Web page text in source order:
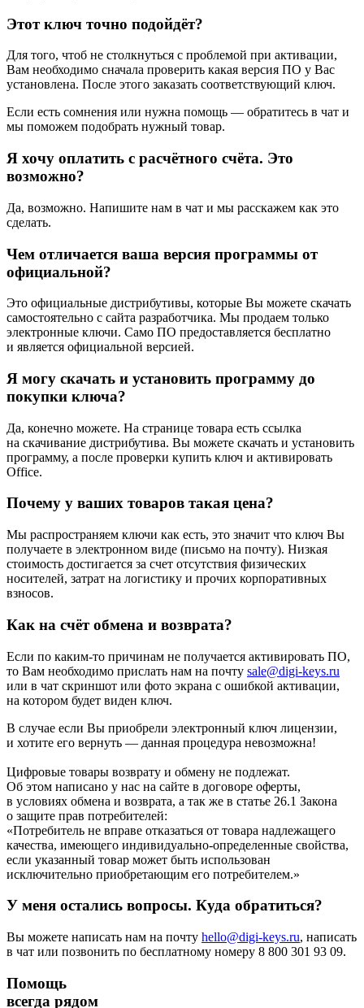
Этот ключ точно подойдёт?
Для того, чтоб не столкнуться с проблемой при активации,
Вам необходимо сначала проверить какая версия ПО у Вас
установлена. После этого заказать соответствующий ключ.
Если есть сомнения или нужна помощь — обратитесь в чат и
мы поможем подобрать нужный товар.
Я хочу оплатить с расчётного счёта. Это
возможно?
Да, возможно. Напишите нам в чат и мы расскажем как это
сделать.
Чем отличается ваша версия программы от
официальной?
Это официальные дистрибутивы, которые Вы можете скачать
самостоятельно с сайта разработчика. Мы продаем только
электронные ключи. Само ПО предоставляется бесплатно
и является официальной версией.
Я могу скачать и установить программу до
покупки ключа?
Да, конечно можете. На странице товара есть ссылка
на скачивание дистрибутива. Вы можете скачать и установить
программу, а после проверки купить ключ и активировать
Office.
Почему у ваших товаров такая цена?
Мы распространяем ключи как есть, это значит что ключ Вы
получаете в электронном виде (письмо на почту). Низкая
стоимость достигается за счет отсутствия физических
носителей, затрат на логистику и прочих корпоративных
взносов.
Как на счёт обмена и возврата?
Если по каким-то причинам не получается активировать ПО,
то Вам необходимо прислать нам на почту sale@digi-keys.ru
или в чат скриншот или фото экрана с ошибкой активации,
на котором будет виден ключ.
В случае если Вы приобрели электронный ключ лицензии,
и хотите его вернуть — данная процедура невозможна!
Цифровые товары возврату и обмену не подлежат.
Об этом написано у нас на сайте в договоре оферты,
в условиях обмена и возврата, а так же в статье 26.1 Закона
о защите прав потребителей:
«Потребитель не вправе отказаться от товара надлежащего
качества, имеющего индивидуально-определенные свойства,
если указанный товар может быть использован
исключительно приобретающим его потребителем.»
У меня остались вопросы. Куда обратиться?
Вы можете написать нам на почту hello@digi-keys.ru, написать
в чат или позвонить по бесплатному номеру 8 800 301 93 09.
Помощь
всегда рядом